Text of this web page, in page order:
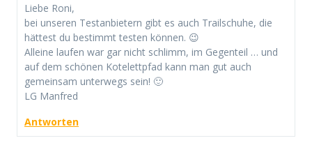
Liebe Roni,
bei unseren Testanbietern gibt es auch Trailschuhe, die
hättest du bestimmt testen können. 😉
Alleine laufen war gar nicht schlimm, im Gegenteil … und
auf dem schönen Kotelettpfad kann man gut auch
gemeinsam unterwegs sein! 🙂
LG Manfred
Antworten